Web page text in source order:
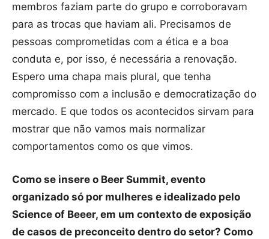
membros faziam parte do grupo e corroboravam
para as trocas que haviam ali. Precisamos de
pessoas comprometidas com a ética e a boa
conduta e, por isso, é necessária a renovação.
Espero uma chapa mais plural, que tenha
compromisso com a inclusão e democratização do
mercado. E que todos os acontecidos sirvam para
mostrar que não vamos mais normalizar
comportamentos como os que vimos.
Como se insere o Beer Summit, evento
organizado só por mulheres e idealizado pelo
Science of Beeer, em um contexto de exposição
de casos de preconceito dentro do setor? Como